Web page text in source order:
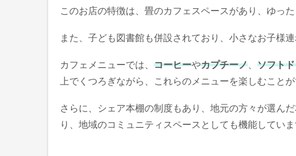
このお店の特徴は、畳のカフェスペースがあり、ゆっ
また、子ども図書館も併設されており、小さなお子様
カフェメニューでは、 コーヒーやカプチーノ ソフト
上でくつろぎながら、これらのメニューを楽しむことが
さらに、シェア本棚の制度もあり、地元の方々が選ん
り、地域のコミュニティスペースとしても機能していま